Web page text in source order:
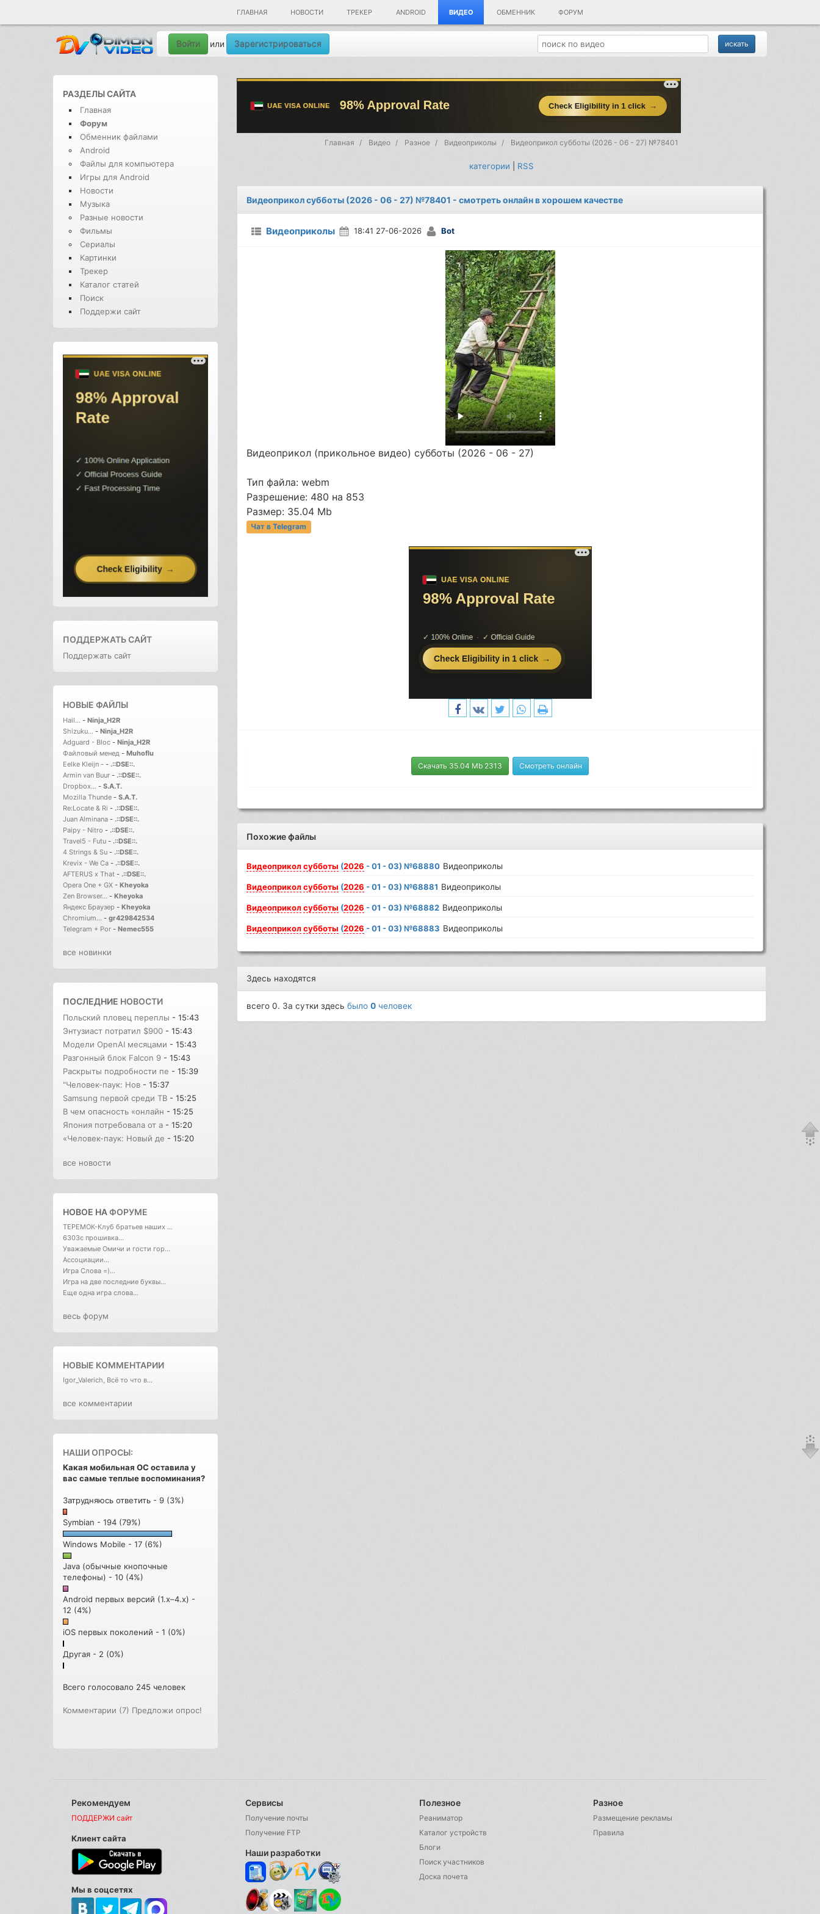
ГЛАВНАЯ НОВОСТИ ТРЕКЕР ANDROID ВИДЕО ОБМЕННИК ФОРУМ
Войти или Зарегистрироваться
РАЗДЕЛЫ САЙТА
Главная
Форум
Обменник файлами
Android
Файлы для компьютера
Игры для Android
Новости
Музыка
Разные новости
Фильмы
Сериалы
Картинки
Трекер
Каталог статей
Поиск
Поддержи сайт
ПОДДЕРЖАТЬ САЙТ
Поддержать сайт
НОВЫЕ ФАЙЛЫ
Hail... - Ninja_H2R
Shizuku... - Ninja_H2R
Adguard - Bloc - Ninja_H2R
Файловый менед - Muhoflu
Eelke Kleijn - - .::DSE::.
Armin van Buur - .::DSE::.
Dropbox... - S.A.T.
Mozilla Thunde - S.A.T.
Re:Locate & Ri - .::DSE::.
Juan Alminana - .::DSE::.
Paipy - Nitro - .::DSE::.
Travel5 - Futu - .::DSE::.
4 Strings & Su - .::DSE::.
Krevix - We Ca - .::DSE::.
AFTERUS x That - .::DSE::.
Opera One + GX - Kheyoka
Zen Browser... - Kheyoka
Яндекс Браузер - Kheyoka
Chromium... - gr429842534
Telegram + Por - Nemec555
все новинки
ПОСЛЕДНИЕ НОВОСТИ
Польский пловец переплы - 15:43
Энтузиаст потратил $900 - 15:43
Модели OpenAI месяцами - 15:43
Разгонный блок Falcon 9 - 15:43
Раскрыты подробности пе - 15:39
"Человек-паук: Нов - 15:37
Samsung первой среди ТВ - 15:25
В чем опасность «онлайн - 15:25
Япония потребовала от а - 15:20
«Человек-паук: Новый де - 15:20
все новости
НОВОЕ НАФОРУМЕ
ТЕРЕМОК-Клуб братьев наших ...
6303с прошивка...
Уважаемые Омичи и гости гор...
Ассоциации...
Игра Слова =)...
Игра на две последние буквы...
Еще одна игра слова...
весь форум
НОВЫЕ КОММЕНТАРИИ
Igor_Valerich, Всё то что в...
все комментарии
НАШИ ОПРОСЫ:
Какая мобильная ОС оставила у
вас самые теплые воспоминания?
Затрудняюсь ответить - 9 (3%)
Symbian - 194 (79%)
Windows Mobile - 17 (6%)
Java (обычные кнопочные
телефоны) - 10 (4%)
Android первых версий (1.x–4.x) -
12 (4%)
iOS первых поколений - 1 (0%)
Другая - 2 (0%)
Всего голосовало 245 человек
Комментарии (7) Предложи опрос!
Главная Видео Разное Видеоприколы Видеоприкол субботы (2026 - 06 - 27) №78401
категории RSS
Видеоприкол субботы (2026 - 06 - 27) №78401 - смотреть онлайн в хорошем качестве
Видеоприколы 18:41 27-06-2026 Bot
Видеоприкол (прикольное видео) субботы (2026 - 06 - 27)
Тип файла: webm
Разрешение: 480 на 853
Размер: 35.04 Mb
Чат в Telegram
Скачать 35.04 Mb 2313 Смотреть онлайн
Похожие файлы
Видеоприколсубботы (2026 - 01 - 03) №68880 Видеоприколы
Видеоприколсубботы (2026 - 01 - 03) №68881 Видеоприколы
Видеоприколсубботы (2026 - 01 - 03) №68882 Видеоприколы
Видеоприколсубботы (2026 - 01 - 03) №68883 Видеоприколы
Здесь находятся
всего 0. За сутки здесьбыло0 человек
Рекомендуем
ПОДДЕРЖИ сайт
Клиент сайта
Мы в соцсетях
Сервисы
Получение почты
Получение FTP
Наши разработки
Полезное
Реаниматор
Каталог устройств
Блоги
Поиск участников
Доска почета
Разное
Размещение рекламы
Правила